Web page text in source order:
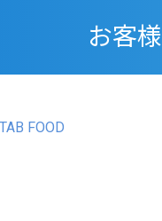
お客
FOOD